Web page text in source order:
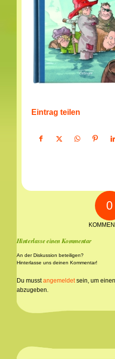
Eintrag teilen
0
Hinterlasse einen Kommentar
An der Diskussion beteiligen?
Hinterlasse uns deinen Kommentar!
Du musstangemeldetsein, um
abzugeben.